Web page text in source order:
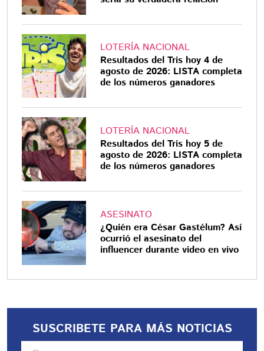
LOTERÍA NACIONAL
Resultados del Tris hoy 4 de
agosto de 2026: LISTA completa
de los números ganadores
LOTERÍA NACIONAL
Resultados del Tris hoy 5 de
agosto de 2026: LISTA completa
de los números ganadores
ASESINATO
¿Quién era César Gastélum? Así
ocurrió el asesinato del
influencer durante video en vivo
SUSCRIBETE PARA MÁS NOTICIAS